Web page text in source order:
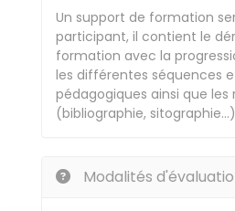
Un support de formation
participant, il contient le
formation avec la
les différentes séquences
pédagogiques ainsi que les
(bibliographie,
Modalités